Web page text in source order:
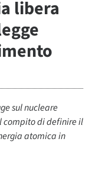
libera
sul nucleare
compito di definire il
atomica in